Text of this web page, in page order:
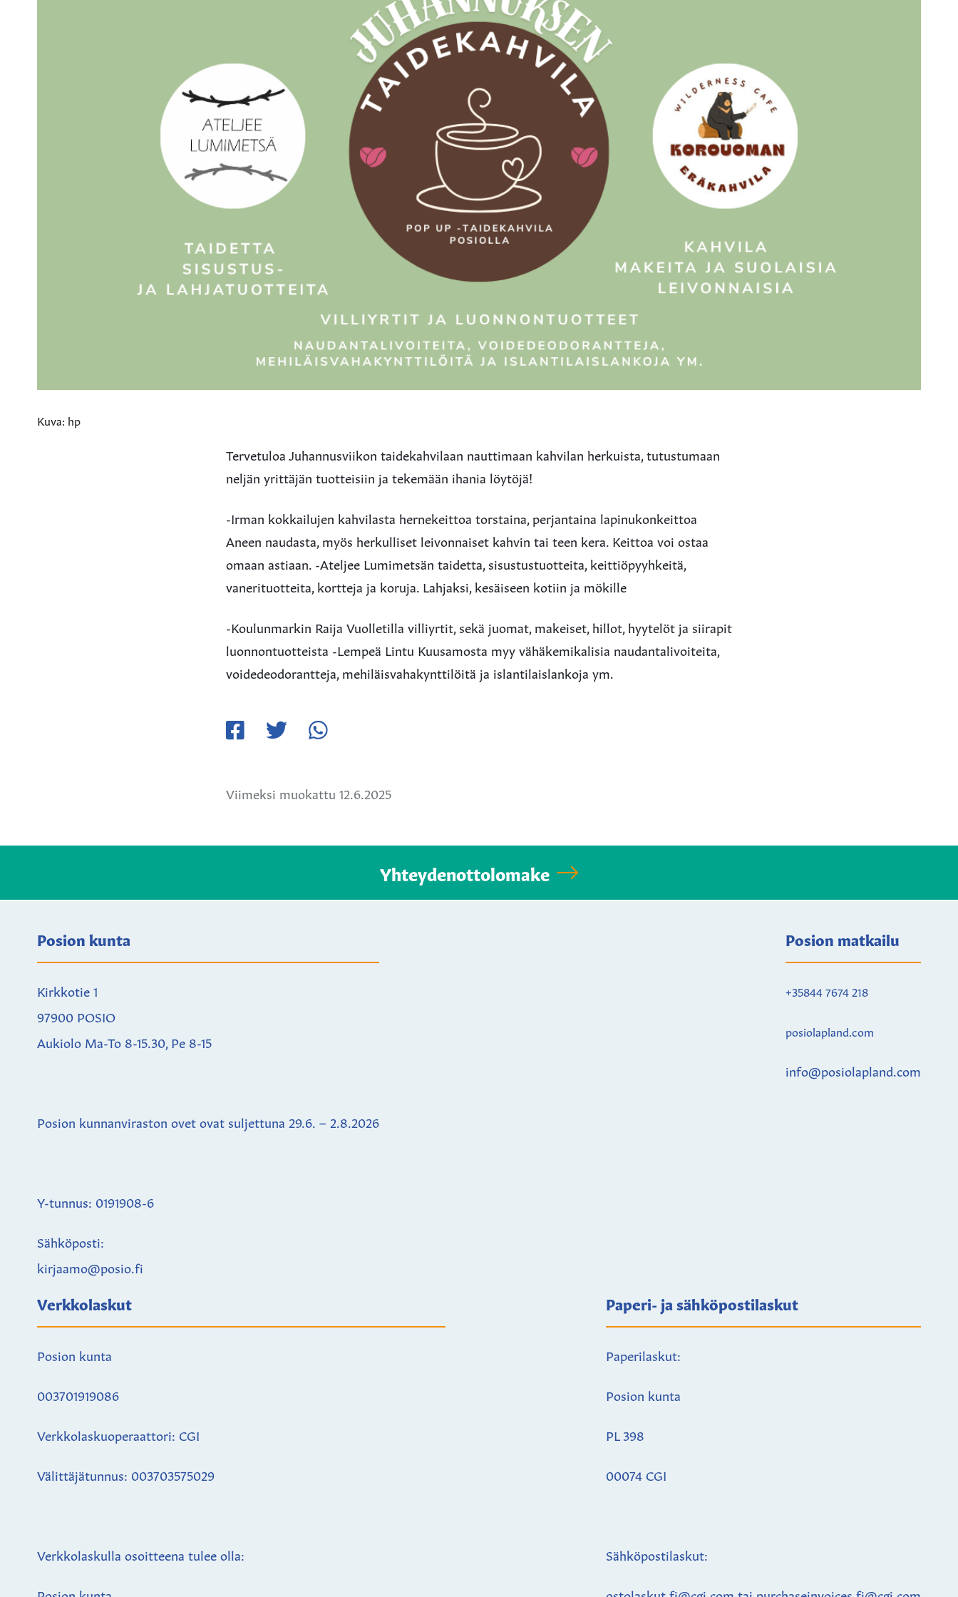
Kuva: hp
Tervetuloa Juhannusviikon taidekahvilaan nauttimaan kahvilan herkuista, tutustumaan
neljän yrittäjän tuotteisiin ja tekemään ihania löytöjä!
-Irman kokkailujen kahvilasta hernekeittoa torstaina, perjantaina lapinukonkeittoa
Aneen naudasta, myös herkulliset leivonnaiset kahvin tai teen kera. Keittoa voi ostaa
omaan astiaan. -Ateljee Lumimetsän taidetta, sisustustuotteita, keittiöpyyhkeitä,
vanerituotteita, kortteja ja koruja. Lahjaksi, kesäiseen kotiin ja mökille
-Koulunmarkin Raija Vuolletilla villiyrtit, sekä juomat, makeiset, hillot, hyytelöt ja siirapit
luonnontuotteista -Lempeä Lintu Kuusamosta myy vähäkemikalisia naudantalivoiteita,
voidedeodorantteja, mehiläisvahakynttilöitä ja islantilaislankoja ym.
Viimeksi muokattu 12.6.2025
Yhteydenottolomake
Posion kunta
Kirkkotie 1
97900 POSIO
Aukiolo Ma-To 8-15.30, Pe 8-15
Posion kunnanviraston ovet ovat suljettuna 29.6. – 2.8.2026
Y-tunnus: 0191908-6
Sähköposti:
kirjaamo@posio.fi
Posion matkailu
+35844 7674 218
posiolapland.com
info@posiolapland.com
Verkkolaskut
Posion kunta
003701919086
Verkkolaskuoperaattori: CGI
Välittäjätunnus: 003703575029
Verkkolaskulla osoitteena tulee olla:
Paperi- ja sähköpostilaskut
Paperilaskut:
Posion kunta
PL 398
00074 CGI
Sähköpostilaskut: